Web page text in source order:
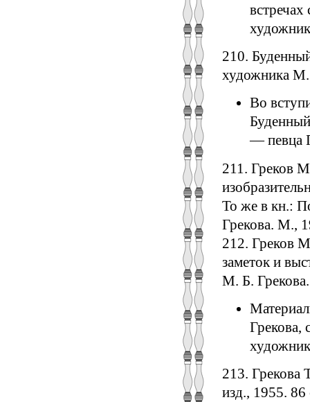
210.
художника М.
Во
— певца
211. Греков
То же в кн.:
Грекова. М.,
212. Греков
заметок и
М. Б.
Грекова,
213. Грекова
изд., 1955. 86